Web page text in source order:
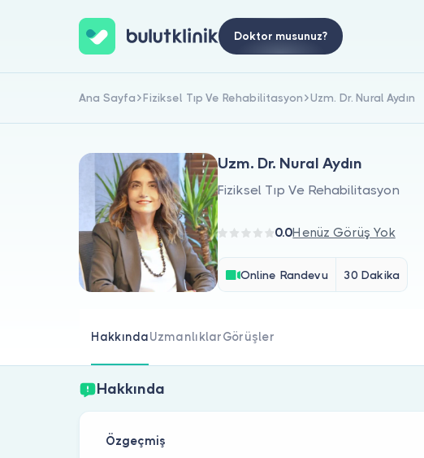
Doktor musunuz?
Ana Sayfa Fiziksel Tıp Ve Rehabilitasyon Uzm. Dr. Nural Aydın
Uzm. Dr. Nural Aydın
Fiziksel Tıp Ve Rehabilitasyon
0.0Henüz Görüş Yok
Online Randevu 30 Dakika
HakkındaUzmanlıklarGörüşler
Hakkında
Özgeçmiş